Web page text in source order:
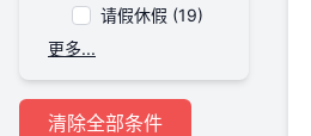
请假休假 (19)
更多...
清除全部条件